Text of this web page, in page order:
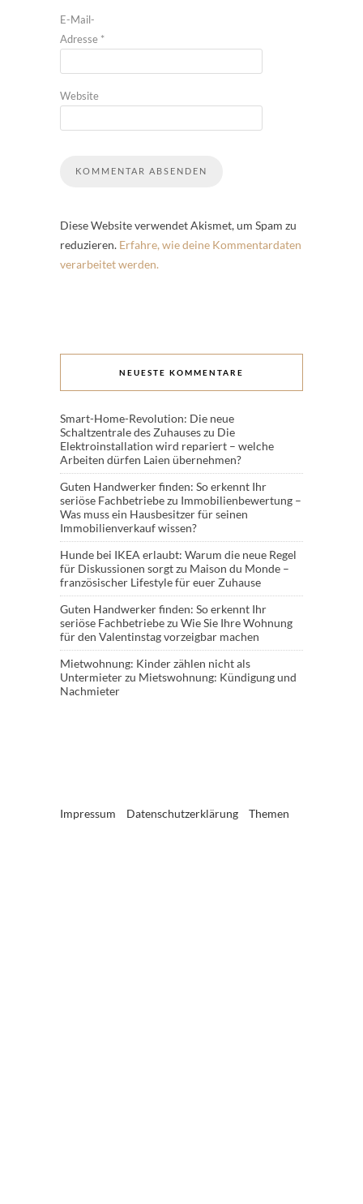
E-Mail-
Adresse *
Website
Diese Website verwendet Akismet, um Spam zu
reduzieren. Erfahre, wie deine Kommentardaten
verarbeitet werden.
NEUESTE KOMMENTARE
Smart-Home-Revolution: Die neue
Schaltzentrale des Zuhauseszu Die
Elektroinstallation wird repariert – welche
Arbeiten dürfen Laien übernehmen?
Guten Handwerker finden: So erkennt Ihr
seriöse Fachbetriebezu Immobilienbewertung –
Was muss ein Hausbesitzer für seinen
Immobilienverkauf wissen?
Hunde bei IKEA erlaubt: Warum die neue Regel
für Diskussionen sorgtzu Maison du Monde –
französischer Lifestyle für euer Zuhause
Guten Handwerker finden: So erkennt Ihr
seriöse Fachbetriebezu Wie Sie Ihre Wohnung
für den Valentinstag vorzeigbar machen
Mietwohnung: Kinder zählen nicht als
Untermieterzu Mietswohnung: Kündigung und
Nachmieter
Impressum Datenschutzerklärung Themen